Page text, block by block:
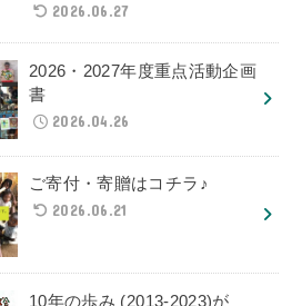
2026.06.27
2026・2027年度重点活動企画
書
2026.04.26
ご寄付・寄贈はコチラ♪
2026.06.21
10年の歩み (2013-2023)が